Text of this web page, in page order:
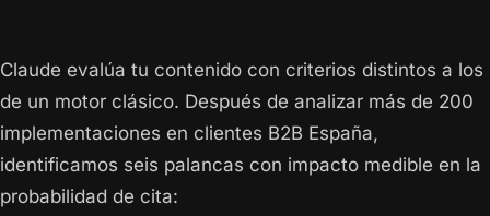
Claude evalúa tu contenido con criterios distintos a los
de un motor clásico. Después de analizar más de 200
implementaciones en clientes B2B España,
identificamos seis palancas con impacto medible en la
probabilidad de cita: